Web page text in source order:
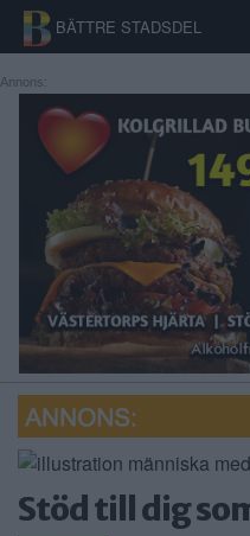
BÄTTRE STADSDEL
START
STADSDEL
PRENUMERATION
SPORT
ÅSIKTER
KALENDER
KONTAKT
SAMARBETEN
Annons:
Stöd till dig